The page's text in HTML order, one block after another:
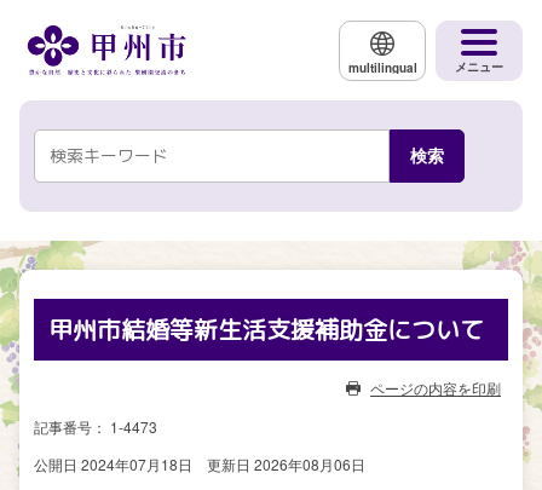
multilingual メニュー
甲州市結婚等新生活支援補助金について
ページの内容を印刷
記事番号： 1-4473
公開日 2024年07月18日
更新日 2026年08月06日